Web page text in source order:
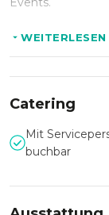
Ihr Event
Room Fox
Meetings, PR &
Hochzeiten,
WEITERLESEN
Catering
Mit
buchbar